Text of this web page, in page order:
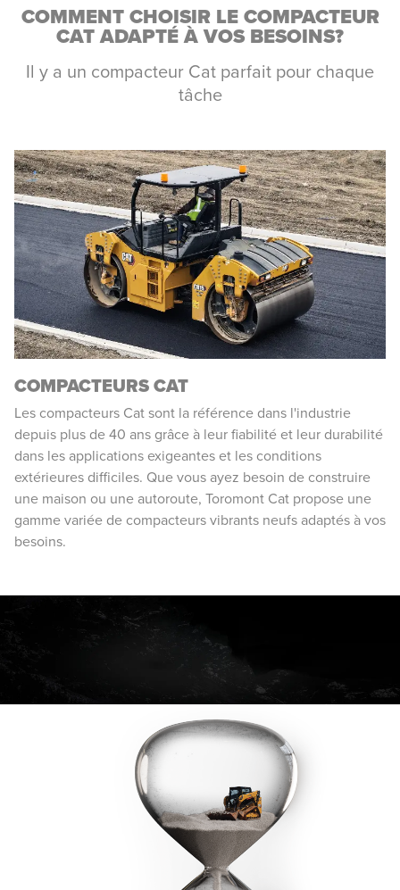
COMMENT CHOISIR LE COMPACTEUR
CAT ADAPTÉ À VOS BESOINS?
Il y a un compacteur Cat parfait pour chaque
tâche
COMPACTEURS CAT
Les compacteurs Cat sont la référence dans l'industrie
depuis plus de 40 ans grâce à leur fiabilité et leur durabilité
dans les applications exigeantes et les conditions
extérieures difficiles. Que vous ayez besoin de construire
une maison ou une autoroute, Toromont Cat propose une
gamme variée de compacteurs vibrants neufs adaptés à vos
besoins.